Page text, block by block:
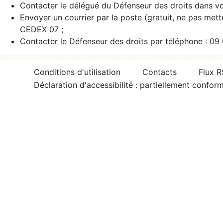
Contacter le délégué du Défenseur des droits dans
Envoyer un courrier par la poste (gratuit, ne pas
CEDEX 07 ;
Contacter le Défenseur des droits par téléphone :
Conditions d'utilisation Contacts
Flux
Déclaration d'accessibilité : partiellement